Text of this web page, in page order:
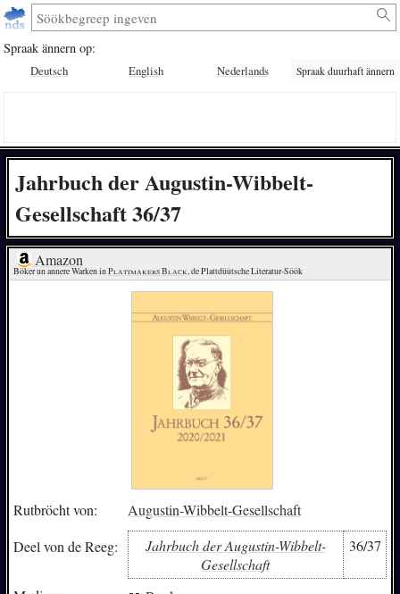
Spraak ännern op:
Deutsch English Nederlands Spraak duurhaft ännern
Jahrbuch der Augustin-Wibbelt-
Gesellschaft 36/37
Amazon
Böker un annere Warken in Plattmakers Black, de Plattdüütsche Literatur-Söök
Rutbröcht von:
Augustin-Wibbelt-Gesellschaft
Deel von de Reeg:
Jahrbuch der Augustin-Wibbelt-
Gesellschaft
36/37